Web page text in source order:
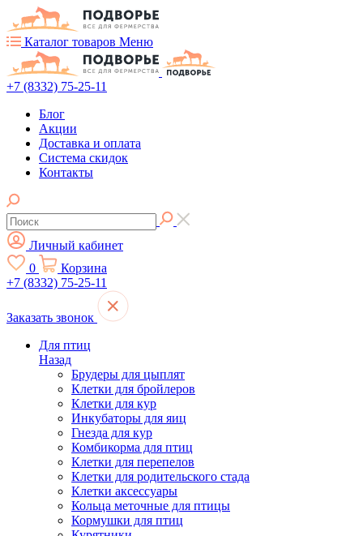
Каталог товаров Меню
+7 (8332) 75-25-11
Блог
Акции
Доставка и оплата
Система скидок
Контакты
Личный кабинет
0
Корзина
+7 (8332) 75-25-11
Заказать звонок
Для птиц
Назад
Брудеры для цыплят
Клетки для бройлеров
Клетки для кур
Инкубаторы для яиц
Гнезда для кур
Комбикорма для птиц
Клетки для перепелов
Клетки для родительского стада
Клетки аксессуары
Кольца меточные для птицы
Кормушки для птиц